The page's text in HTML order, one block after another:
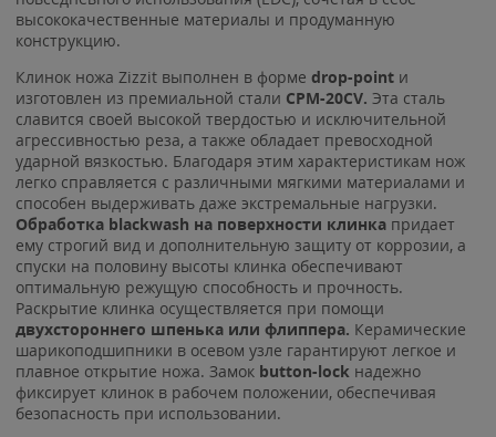
высококачественные материалы и продуманную
конструкцию.
Клинок ножа Zizzit выполнен в форме drop-point и
изготовлен из премиальной стали CPM-20CV. Эта сталь
славится своей высокой твердостью и исключительной
агрессивностью реза, а также обладает превосходной
ударной вязкостью. Благодаря этим характеристикам нож
легко справляется с различными мягкими материалами и
способен выдерживать даже экстремальные нагрузки.
Обработка blackwash на поверхности клинка придает
ему строгий вид и дополнительную защиту от коррозии, а
спуски на половину высоты клинка обеспечивают
оптимальную режущую способность и прочность.
Раскрытие клинка осуществляется при помощи
двухстороннего шпенька или флиппера. Керамические
шарикоподшипники в осевом узле гарантируют легкое и
плавное открытие ножа. Замок button-lock надежно
фиксирует клинок в рабочем положении, обеспечивая
безопасность при использовании.